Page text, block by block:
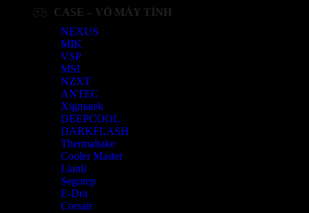
CASE – VỎ MÁY TÍNH
NEXUS
MIK
VSP
MSI
NZXT
ANTEC
Xigmatek
DEEPCOOL
DARKFLASH
Thermaltake
Cooler Master
Lianli
Segotep
E-Dra
Corsair